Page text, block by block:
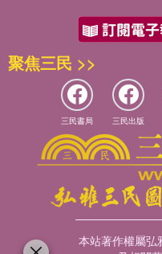
聚焦三民 >>
三民書局 三民出版
本站著作權屬弘